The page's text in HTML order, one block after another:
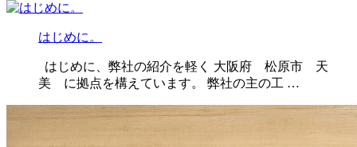
はじめに。
はじめに、弊社の紹介を軽く 大阪府 松原市 天
美 に拠点を構えています。 弊社の主の工 …